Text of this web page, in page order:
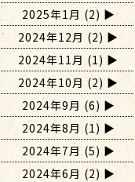
2025年1月 (2)
2024年12月 (2)
2024年11月 (1)
2024年10月 (2)
2024年9月 (6)
2024年8月 (1)
2024年7月(5)
2024年6月 (2)